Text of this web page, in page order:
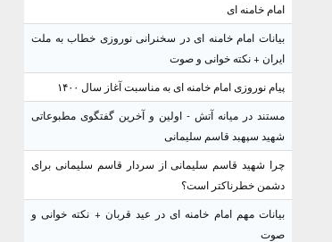
امام خامنه ای
بیانات امام خامنه ای در سخنرانی نوروزی خطاب به ملت
ایران + نکته خوانی و صوت
پیام نوروزی امام خامنه ای به مناسبت آغاز سال ۱۴۰۰
مستند در میانه آتش - اولین و آخرین گفتگوی مطبوعاتی
شهید سپهبد قاسم سلیمانی
چرا شهید قاسم سلیمانی از سردار قاسم سلیمانی برای
دشمن خطرناکتر است؟
بیانات مهم امام خامنه ای در عید قربان + نکته خوانی و
صوت